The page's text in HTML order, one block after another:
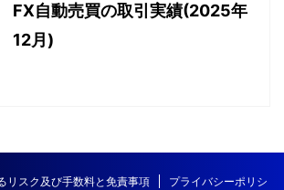
FX自動売買の取引実績(2025年
12月)
リスク及び手数料と免責事項
プライバシーポリシ